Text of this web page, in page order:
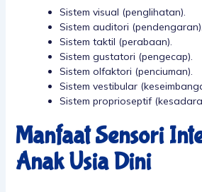
Sistem visual (penglihatan).
Sistem auditori (pendengaran).
Sistem taktil (perabaan).
Sistem gustatori (pengecap).
Sistem olfaktori (penciuman).
Sistem vestibular
Sistem proprioseptif
Manfaat Sensori
Anak Usia Dini